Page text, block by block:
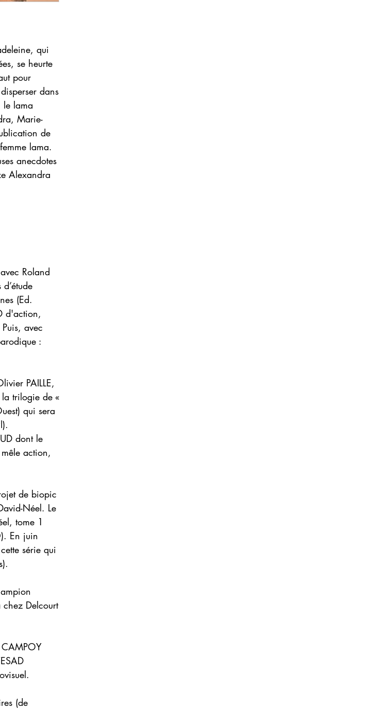
qui
se heurte
pour
dans
le lama
Marie-
de
lama.
anecdotes
Alexandra
Roland
(Ed.
d'action,
avec
:
PAILLE,
trilogie de «
qui sera
dont le
action,
de biopic
Néel. Le
tome 1
En juin
série qui
Delcourt
CAMPOY
(de